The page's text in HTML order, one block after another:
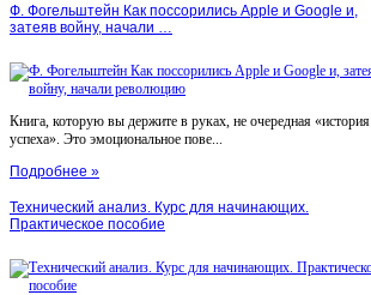
Ф. Фогельштейн Как поссорились Apple и Google и,
затеяв войну, начали …
Книга, которую вы держите в руках, не очередная «история
успеха». Это эмоциональное пове...
Подробнее »
Технический анализ. Курс для начинающих.
Практическое пособие